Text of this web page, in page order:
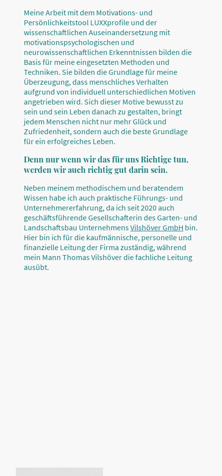
Meine Arbeit mit dem Motivations- und
Persönlichkeitstool LUXXprofile und der
wissenschaftlichen Auseinandersetzung mit
motivationspsychologischen und
neurowissenschaftlichen Erkenntnissen bilden die
Basis für meine eingesetzten Methoden und
Techniken. Sie bilden die Grundlage für meine
Überzeugung, dass menschliches Verhalten
aufgrund von individuell unterschiedlichen Motiven
angetrieben wird. Sich dieser Motive bewusst zu
sein und sein Leben danach zu gestalten, bringt
jedem Menschen nicht nur mehr Glück und
Zufriedenheit, sondern auch die beste Grundlage
für ein erfolgreiches Leben.
Denn nur wenn wir das für uns Richtige tun,
werden wir auch richtig gut darin sein.
Neben meinem methodischem und beratendem
Wissen habe ich auch praktische Führungs- und
Unternehmererfahrung, da ich seit 2020 auch
geschäftsführende Gesellschafterin des Garten- und
Landschaftsbau UnternehmensVilshöver GmbH bin.
Hier bin ich für die kaufmännische, personelle und
finanzielle Leitung der Firma zuständig, während
mein Mann Thomas Vilshöver die fachliche Leitung
ausübt.